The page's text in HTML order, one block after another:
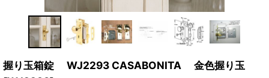
握り玉箱錠 WJ2293 CASABONITA 金色握り玉